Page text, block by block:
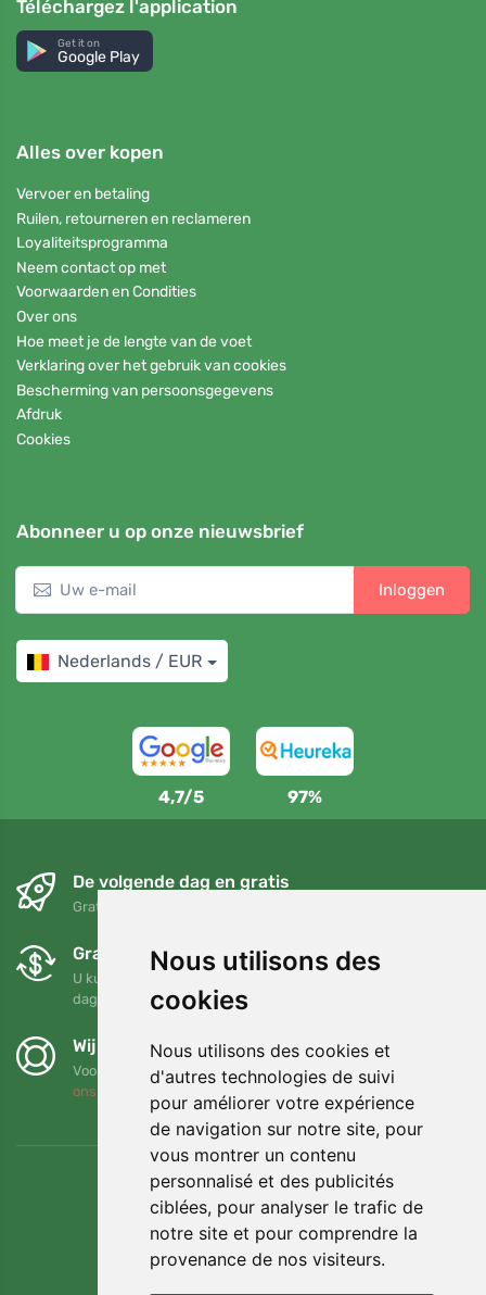
Nous utilisons des
cookies
Nous utilisons des cookies et
d'autres technologies de suivi
pour améliorer votre expérience
de navigation sur notre site, pour
vous montrer un contenu
personnalisé et des publicités
ciblées, pour analyser le trafic de
notre site et pour comprendre la
provenance de nos visiteurs.
Téléchargez l'application
Get it on
Google Play
Alles over kopen
Vervoer en betaling
Ruilen, retourneren en reclameren
Loyaliteitsprogramma
Neem contact op met
Voorwaarden en Condities
Over ons
Hoe meet je de lengte van de voet
Verklaring over het gebruik van cookies
Bescherming van persoonsgegevens
Afdruk
Cookies
Abonneer u op onze nieuwsbrief
Inloggen
Nederlands / EUR
4,7/5 97%
De volgende dag en gratis
Gratis verzending voor bestellingen boven 95 EUR
Gratis ruilen en retourneren
U kunt uw bestelling op elk gewenst moment binnen 90
dagen retourneren of ruilen
Wij steunen Trees.org
Voor elke bestelling planten we een boom! Lees meer
ons